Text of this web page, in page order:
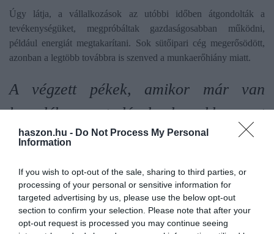
haszon.hu - Do Not Process My Personal
Information
If you wish to opt-out of the sale, sharing to third parties, or
processing of your personal or sensitive information for
targeted advertising by us, please use the below opt-out
section to confirm your selection. Please note that after your
opt-out request is processed you may continue seeing
Úgy látja, a vállalkozások az utóbbi időben átgondolták a
tevékenységüket, megpróbáltak gazdaságosabban működni,
például energiát megtakarítani. Sok sütőipari cég megerősödött,
azonban a legtöbb továbbra is szenved a munkaerőhiány miatt.
A végzett pékek, amikor már van
hozadéka a tudásuknak, akkor azt
Németországban, Ausztriában vagy
fizetés reményében választják egy
másik európai ország sütödéjét. (…) A